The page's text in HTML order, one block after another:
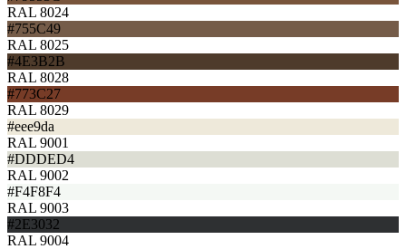
RAL 8024
#755C49
RAL 8025
#4E3B2B
RAL 8028
#773C27
RAL 8029
#eee9da
RAL 9001
#DDDED4
RAL 9002
#F4F8F4
RAL 9003
#2E3032
RAL 9004